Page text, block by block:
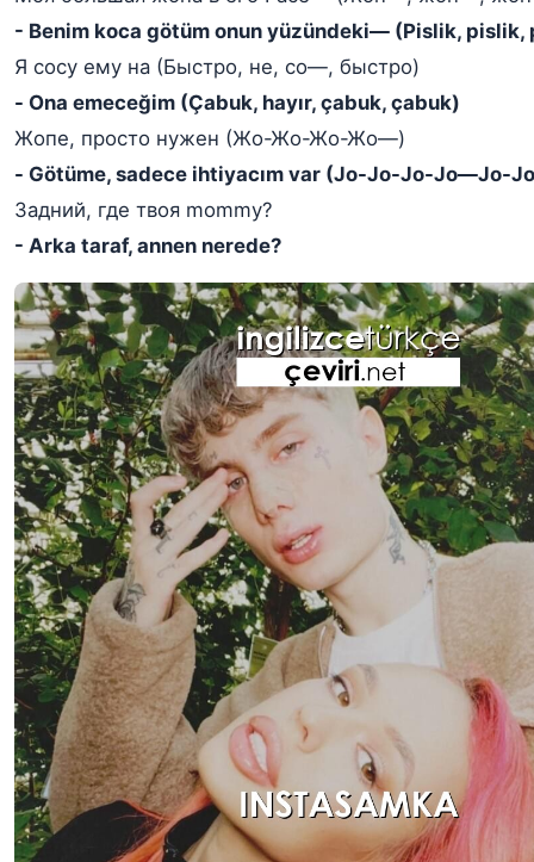
- Benim koca götüm onun yüzündeki— (Pislik,
Я сосу ему на (Быстро, не, со—, быстро)
- Ona emeceğim (Çabuk, hayır, çabuk, çabuk)
Жопе, просто нужен (Жо-Жо-Жо-Жо—)
- Götüme, sadece ihtiyacım var (Jo-Jo-Jo-Jo—Jo-
Задний, где твоя mommy?
- Arka taraf, annen nerede?